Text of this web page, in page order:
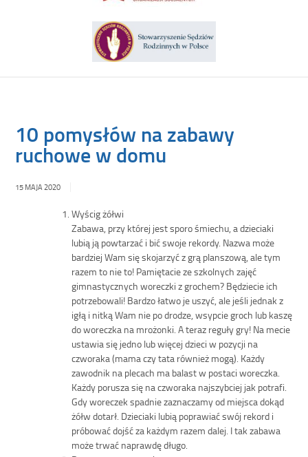
10 pomysłów na zabawy
ruchowe w domu
15 MAJA 2020
Wyścig żółwi
Zabawa, przy której jest sporo śmiechu, a dzieciaki
lubią ją powtarzać i bić swoje rekordy. Nazwa może
bardziej Wam się skojarzyć z grą planszową, ale tym
razem to nie to! Pamiętacie ze szkolnych zajęć
gimnastycznych woreczki z grochem? Będziecie ich
potrzebowali! Bardzo łatwo je uszyć, ale jeśli jednak z
igłą i nitką Wam nie po drodze, wsypcie groch lub kaszę
do woreczka na mrożonki. A teraz reguły gry! Na mecie
ustawia się jedno lub więcej dzieci w pozycji na
czworaka (mama czy tata również mogą). Każdy
zawodnik na plecach ma balast w postaci woreczka.
Każdy porusza się na czworaka najszybciej jak potrafi.
Gdy woreczek spadnie zaznaczamy od miejsca dokąd
żółw dotarł. Dzieciaki lubią poprawiać swój rekord i
próbować dojść za każdym razem dalej. I tak zabawa
może trwać naprawdę długo.